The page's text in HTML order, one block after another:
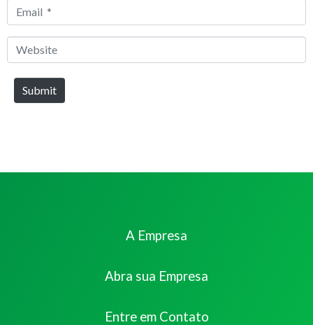
Email
Website
Submit
A Empresa
Abra sua Empresa
Entre em Contato